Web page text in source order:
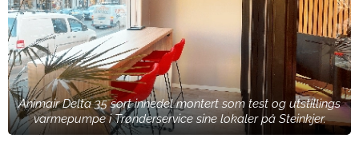
Animair Delta 35 sort innedel montert som test og utstillings
varmepumpe i Trønderservice sine lokaler på Steinkjer.